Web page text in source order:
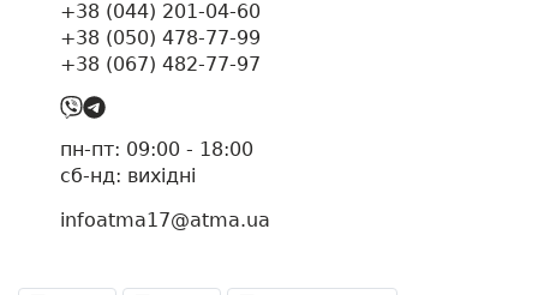
+38 (044) 201-04-60
+38 (050) 478-77-99
+38 (067) 482-77-97
пн-пт: 09:00 - 18:00
cб-нд: вихідні
infoatma17@atma.ua